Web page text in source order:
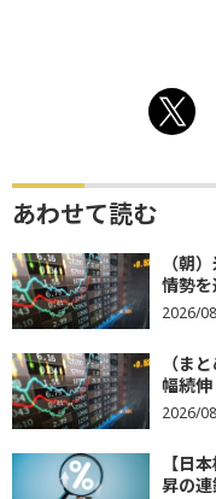
あわせて読む
（朝
情勢
2026/
（ま
幅続
2026/
【日
昇の